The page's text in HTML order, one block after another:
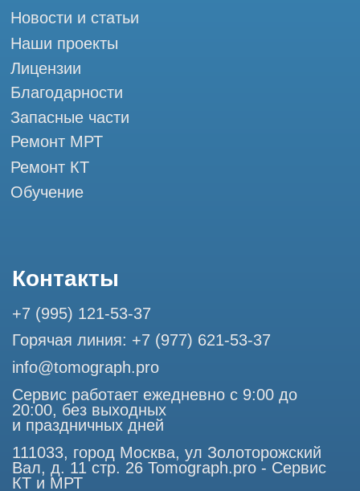
Мы в социальных сетях
111033, город Москва, ул Золоторожский
Вал, д. 11 стр. 26 Tomograph.pro - Сервис
КТ и МРТ
Использование материалов данного сайта разрешено
право воспользоваться статьей 146 УК РФ при нарушении
авторских и смежных прав. Вся информация,
представленная на сайте, ни при каких условиях не
является публичной офертой, определяемой положениями
Продолжая работу с сайтом, вы даете согласие на
использование сайтом cookies и обработку персональных
данных в целях функционирования сайта, проведения
1227700720532
111033, город Москва, ул Золоторожский Вал, д. 11 стр. 26
Политика конфиденциальности
Разработка сайта